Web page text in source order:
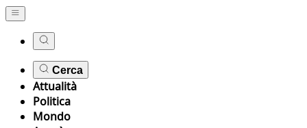
Cerca
Attualità
Politica
Mondo